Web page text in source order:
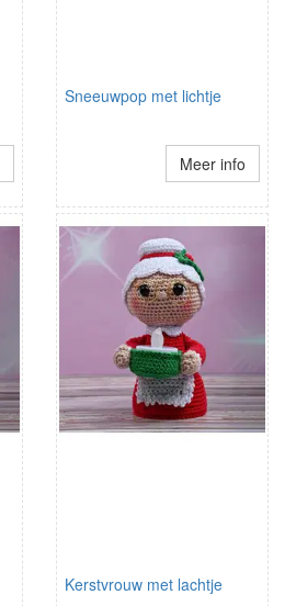
Sneeuwpop met lichtje
Meer info
Kerstvrouw met lachtje